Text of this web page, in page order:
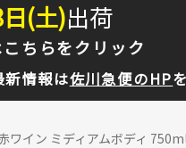
日(土)出荷
こちらをクリック
情報は佐川急便のHP
ワイン ミディアムボディ